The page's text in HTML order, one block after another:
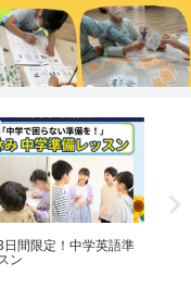
日間限定！中学英語準
ン